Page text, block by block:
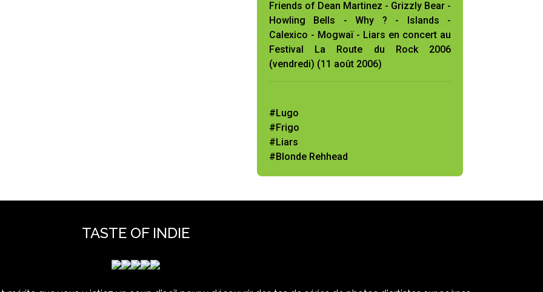
Friends of Dean Martinez - Grizzly Bear -
Howling Bells - Why ? - Islands -
Calexico - Mogwaï - Liars en concert au
Festival La Route du Rock 2006
(vendredi) (11 août 2006)
#Lugo
#Frigo
#Liars
#Blonde Rehhead
TASTE OF INDIE